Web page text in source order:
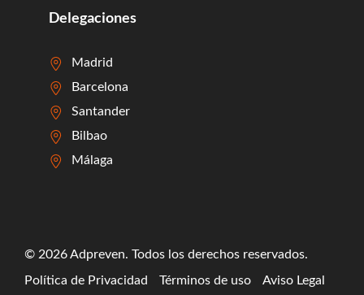
Delegaciones
Madrid
Barcelona
Santander
Bilbao
Málaga
© 2026 Adpreven. Todos los derechos reservados.
Política de Privacidad
Términos de uso Aviso Legal